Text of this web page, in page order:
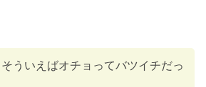
ういえばオチョってバツイチだっ